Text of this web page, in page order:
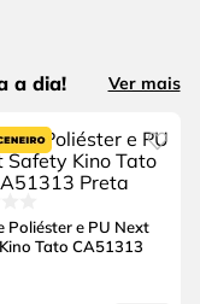
a dia! Ver mais
Poliéster e PU Next
Tato CA51313